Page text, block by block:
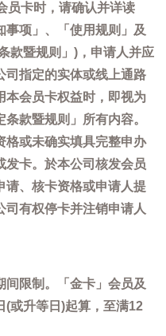
员卡时，请确认并详读
事项」、「使用规则」及
款暨规则」)，申请人并应
司指定的实体或线上通路
本会员卡权益时，即视为
款暨规则」所有内容。
格或未确实填具完整申办
发卡。於本公司核发会员
请、核卡资格或申请人提
司有权停卡并注销申请人
间限制。「金卡」会员及
(或升等日)起算，至满12